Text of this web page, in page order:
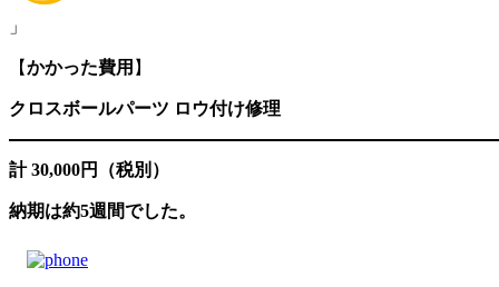
」
【かかった費用 】
クロスボールパーツ ロウ付け修理
計 30,000円（税別）
納期は約5週間でした。